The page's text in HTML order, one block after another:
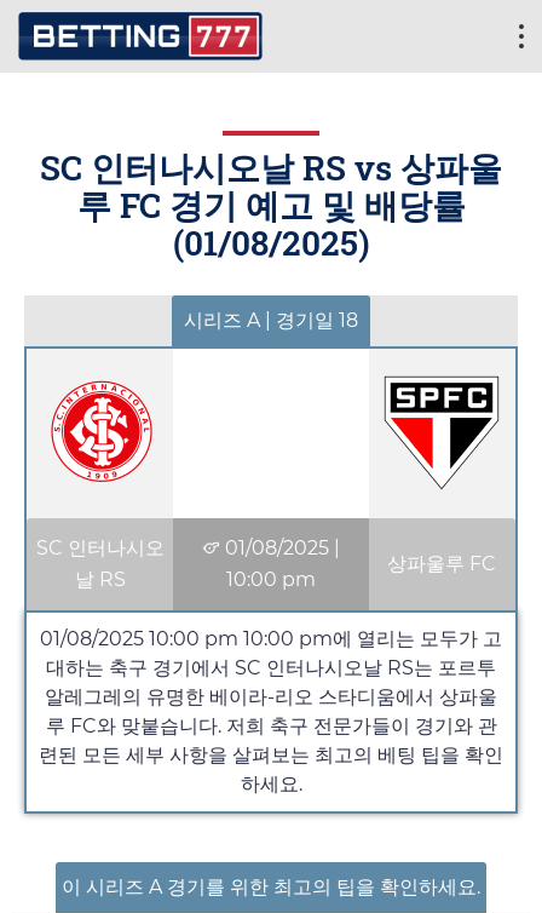
SC 인터나시오날 RS vs 상파울
루 FC 경기 예고 및 배당률
(01/08/2025)
시리즈 A | 경기일 18
SC 인터나시오
날 RS
01/08/2025|
10:00 pm
상파울루 FC
01/08/2025 10:00 pm 10:00 pm에 열리는 모두가 고
대하는 축구 경기에서 SC 인터나시오날 RS는 포르투
알레그레의 유명한 베이라-리오 스타디움에서 상파울
루 FC와 맞붙습니다. 저희 축구 전문가들이 경기와 관
련된 모든 세부 사항을 살펴보는 최고의 베팅 팁을 확인
하세요.
이 시리즈 A 경기를 위한 최고의 팁을 확인하세요.